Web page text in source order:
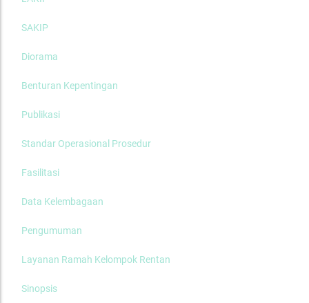
SAKIP
Diorama
Benturan Kepentingan
Publikasi
Standar Operasional Prosedur
Fasilitasi
Data Kelembagaan
Pengumuman
Layanan Ramah Kelompok Rentan
Sinopsis